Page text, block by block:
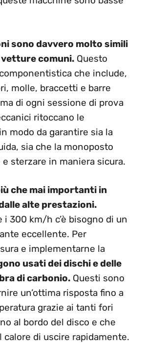
sono davvero molto simili
vetture comuni. Questo
che include,
molle, braccetti e barre
di ogni sessione di prova
ritoccano le
modo da garantire sia la
sia che la monoposto
sterzare in maniera sicura.
che mai importanti in
alte prestazioni.
i 300 km/h c’è bisogno di un
eccellente. Per
e implementarne la
usati dei dischi e delle
di carbonio. Questi sono
un’ottima risposta fino a
grazie ai tanti fori
al bordo del disco e che
calore di uscire rapidamente.